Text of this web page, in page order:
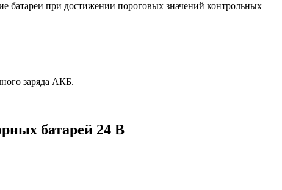
батареи при достижении пороговых значений контрольных
заряда АКБ.
батарей 24 В